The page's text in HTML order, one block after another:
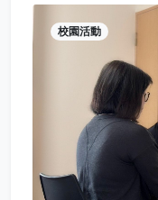
校園活動